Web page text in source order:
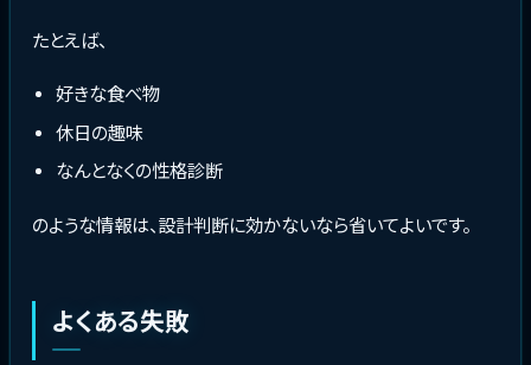
たとえば、
好きな食べ物
休日の趣味
なんとなくの性格診断
のような情報は、設計判断に効かないなら省いてよいです。
よくある失敗